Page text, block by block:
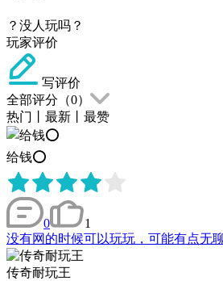
？没人玩吗？
玩家评价
写评价
全部评分（0）
热门
最新 最赞
给钱⭕
0
1
没有网的时候可以玩玩，可能有点无
传奇耐玩王